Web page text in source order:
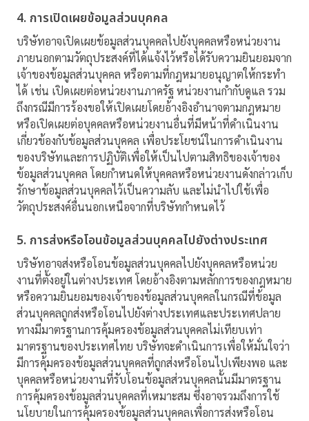
4. การเปิดเผยข้อมูลส่วนบุคคล
บริษัทอาจเปิดเผยข้อมูลส่วนบุคคลไปยังบุคคลหรือหน่วยงาน
ภายนอกตามวัตถุประสงค์ที่ได้แจ้งไว้หรือได้รับความยินยอมจาก
เจ้าของข้อมูลส่วนบุคคล หรือตามที่กฎหมายอนุญาตให้กระทำ
ได้ เช่น เปิดเผยต่อหน่วยงานภาครัฐ หน่วยงานกำกับดูแล รวม
ถึงกรณีมีการร้องขอให้เปิดเผยโดยอ้างอิงอำนาจตามกฎหมาย
หรือเปิดเผยต่อบุคคลหรือหน่วยงานอื่นที่มีหน้าที่ดำเนินงาน
เกี่ยวข้องกับข้อมูลส่วนบุคคล เพื่อประโยชน์ในการดำเนินงาน
ของบริษัทและการปฏิบัติเพื่อให้เป็นไปตามสิทธิของเจ้าของ
ข้อมูลส่วนบุคคล โดยกำหนดให้บุคคลหรือหน่วยงานดังกล่าวเก็บ
รักษาข้อมูลส่วนบุคคลไว้เป็นความลับ และไม่นำไปใช้เพื่อ
วัตถุประสงค์อื่นนอกเหนือจากที่บริษัทกำหนดไว้
5. การส่งหรือโอนข้อมูลส่วนบุคคลไปยังต่างประเทศ
บริษัทอาจส่งหรือโอนข้อมูลส่วนบุคคลไปยังบุคคลหรือหน่วย
งานที่ตั้งอยู่ในต่างประเทศ โดยอ้างอิงตามหลักการของกฎหมาย
หรือความยินยอมของเจ้าของข้อมูลส่วนบุคคลในกรณีที่ข้อมูล
ส่วนบุคคลถูกส่งหรือโอนไปยังต่างประเทศและประเทศปลาย
ทางมีมาตรฐานการคุ้มครองข้อมูลส่วนบุคคลไม่เทียบเท่า
มาตรฐานของประเทศไทย บริษัทจะดำเนินการเพื่อให้มั่นใจว่า
มีการคุ้มครองข้อมูลส่วนบุคคลที่ถูกส่งหรือโอนไปเพียงพอ และ
บุคคลหรือหน่วยงานที่รับโอนข้อมูลส่วนบุคคลนั้นมีมาตรฐาน
การคุ้มครองข้อมูลส่วนบุคคลที่เหมาะสม ซึ่งอาจรวมถึงการใช้
นโยบายในการคุ้มครองข้อมูลส่วนบุคคลเพื่อการส่งหรือโอน